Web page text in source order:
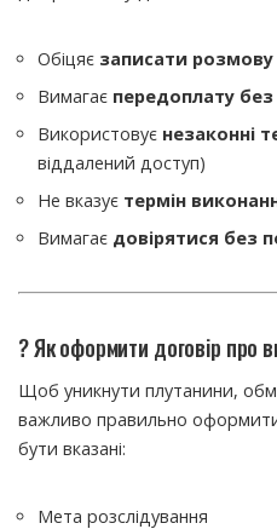
Обіцяє записати
Вимагає передоплату
Використовує незаконні
віддалений доступ)
Не вказує термін
Вимагає довірятися без
? Як оформити договір про
Щоб уникнути плутанини,
важливо правильно
бути вказані:
Мета розслідування